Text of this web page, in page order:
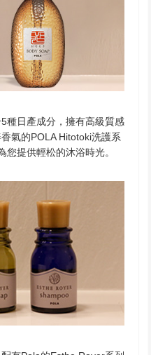
種日產成分，擁有高級質感
氣的POLA Hitotoki洗護系
提供輕松的沐浴時光。